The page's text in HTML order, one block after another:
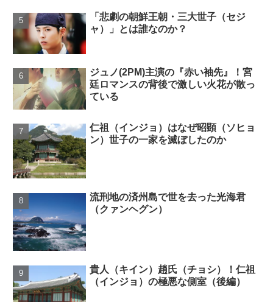
「悲劇の朝鮮王朝・三大世子（セジ
ャ）」とは誰なのか？
ジュノ(2PM)主演の『赤い袖先』！宮
廷ロマンスの背後で激しい火花が散っ
ている
仁祖（インジョ）はなぜ昭顕（ソヒョ
ン）世子の一家を滅ぼしたのか
流刑地の済州島で世を去った光海君
（クァンヘグン）
貴人（キイン）趙氏（チョシ）！仁祖
（インジョ）の極悪な側室（後編）